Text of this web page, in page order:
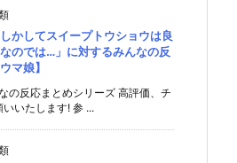
しかしてスイープトウショウは良
のでは…」に対するみんなの反
マ娘】
の反応まとめシリーズ 高評価、チ
いたします! 参 ...